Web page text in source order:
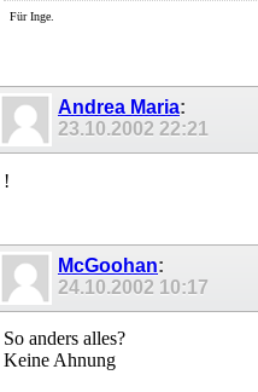
Für Inge.
Andrea Maria:
23.10.2002 22:21
!
McGoohan:
24.10.2002 10:17
So anders alles?
Keine Ahnung